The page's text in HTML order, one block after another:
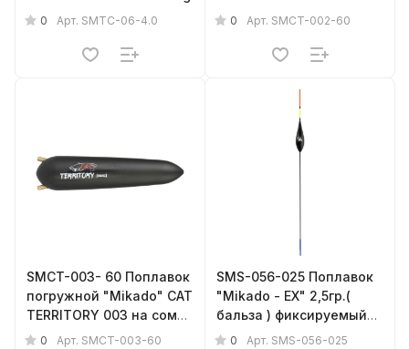
0 Арт. SMTC-06-4.0
легко заменяемый,
0 Арт. SMCT-002-60
SMCT-003- 60 Поплавок
погружной "Mikado" CAT
TERRITORY 003 на сома,
с трещоткой 60гр.
0 Арт. SMCT-003-60
SMS-056-025 Поплавок
"Mikado - EX" 2,5гр.(
бальза ) фиксируемый
{фас.= 1шт.}
0 Арт. SMS-056-025